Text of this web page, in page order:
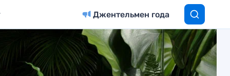
Джентельмен года